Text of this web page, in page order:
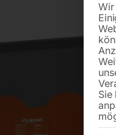
Wir
Sie